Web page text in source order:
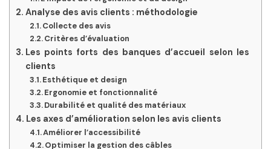
Analyse des avis clients : méthodologie
Collecte des avis
Critères d’évaluation
Les points forts des banques d’accueil selon les
clients
Esthétique et design
Ergonomie et fonctionnalité
Durabilité et qualité des matériaux
Les axes d’amélioration selon les avis clients
Améliorer l’accessibilité
Optimiser la gestion des câbles